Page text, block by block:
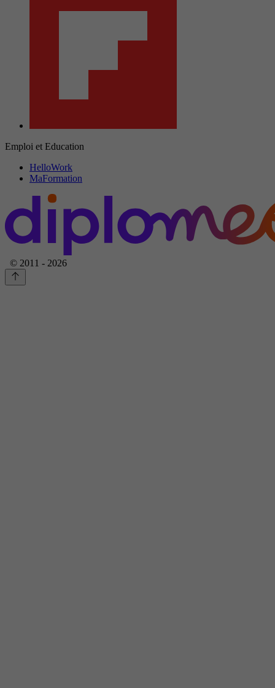
Emploi et Education
HelloWork
MaFormation
© 2011 - 2026